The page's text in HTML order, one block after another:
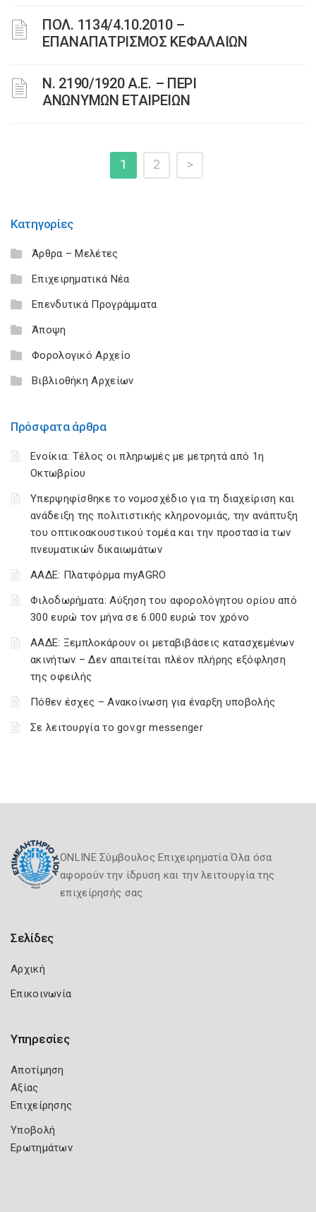
ΠΟΛ. 1134/4.10.2010 –
ΕΠΑΝΑΠΑΤΡΙΣΜΟΣ ΚΕΦΑΛΑΙΩΝ
Ν. 2190/1920 Α.Ε. – ΠΕΡΙ
ΑΝΩΝΥΜΩΝ ΕΤΑΙΡΕΙΩΝ
1 2 >
Κατηγορίες
Άρθρα – Μελέτες
Επιχειρηματικά Νέα
Επενδυτικά Προγράμματα
Άποψη
Φορολογικό Αρχείο
Βιβλιοθήκη Αρχείων
Πρόσφατα άρθρα
Ενοίκια: Τέλος οι πληρωμές με μετρητά από 1η
Οκτωβρίου
Υπερψηφίσθηκε το νομοσχέδιο για τη διαχείριση και
ανάδειξη της πολιτιστικής κληρονομιάς, την ανάπτυξη
του οπτικοακουστικού τομέα και την προστασία των
πνευματικών δικαιωμάτων
ΑΑΔΕ: Πλατφόρμα myAGRO
Φιλοδωρήματα: Αύξηση του αφορολόγητου ορίου από
300 ευρώ τον μήνα σε 6.000 ευρώ τον χρόνο
ΑΑΔΕ: Ξεμπλοκάρουν οι μεταβιβάσεις κατασχεμένων
ακινήτων – Δεν απαιτείται πλέον πλήρης εξόφληση
της οφειλής
Πόθεν έσχες – Ανακοίνωση για έναρξη υποβολής
Σε λειτουργία το gov.gr messenger
ONLINE Σύμβουλος Επιχειρηματία Όλα όσα
αφορούν την ίδρυση και την λειτουργία της
επιχείρησής σας.
Σελίδες
Αρχική
Επικοινωνία
Υπηρεσίες
Αποτίμηση
Αξίας
Επιχείρησης
Υποβολή
Ερωτημάτων